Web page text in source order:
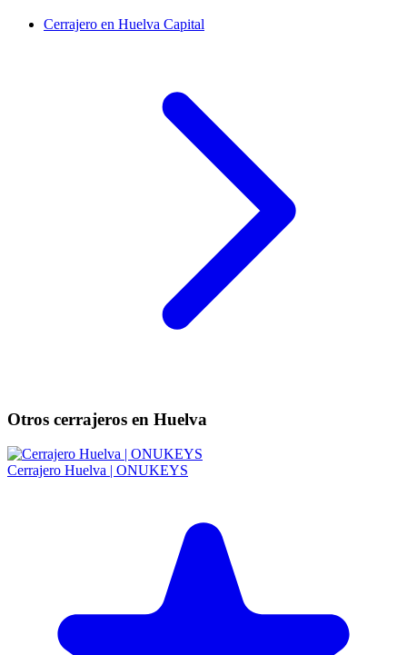
Cerrajero en Huelva Capital
Otros cerrajeros en Huelva
Cerrajero Huelva | ONUKEYS